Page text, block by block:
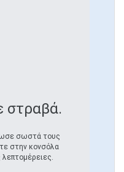
στραβά.
σωστά τους
στην κονσόλα